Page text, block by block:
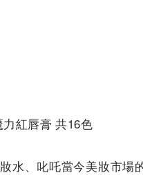
紅唇膏 共16色
水、叱吒當今美妝市場